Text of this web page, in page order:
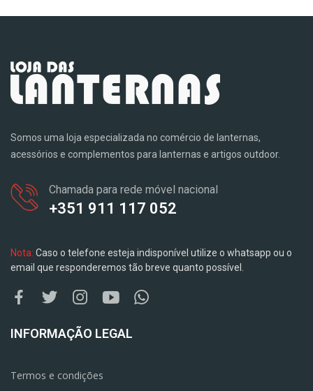
Somos uma loja especializada no comércio de lanternas,
acessórios e complementos para lanternas e artigos outdoor.
Chamada para rede móvel nacional
+351 911 117 052
Nota: Caso o telefone esteja indisponível utilize o whatsapp ou o
email que responderemos tão breve quanto possível.
INFORMAÇÃO LEGAL
Termos e condições